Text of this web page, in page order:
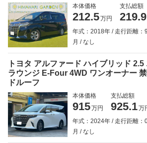
本体価格
212.5万円
支払総額
219.9
年式：2018年
走行距離：
月
なし
トヨタ アルファード ハイブリッド
ラウンジ E-Four 4WD ワンオーナー
ドルーフ
本体価格
915万円
支払総額
925.1万
年式：2024年
走行距離：
月
なし